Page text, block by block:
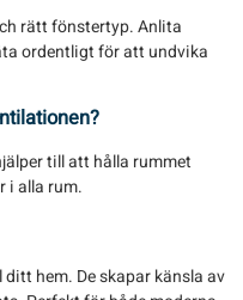
rätt fönstertyp. Anlita
ordentligt för att undvika
till att hålla rummet
i alla rum.
hem. De skapar känsla av